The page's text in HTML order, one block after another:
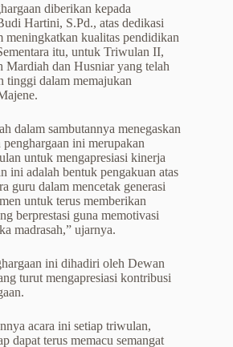
diberikan kepada
Hartini, S.Pd., atas dedikasi
meningkatkan kualitas pendidikan
itu, untuk Triwulan II,
Mardiah dan Husniar yang telah
tinggi dalam memajukan
dalam sambutannya menegaskan
ini merupakan
untuk mengapresiasi kinerja
ini adalah bentuk pengakuan atas
guru dalam mencetak generasi
untuk terus memberikan
berprestasi guna memotivasi
madrasah,” ujarnya.
ini dihadiri oleh Dewan
turut mengapresiasi kontribusi
acara ini setiap triwulan,
dapat terus memacu semangat